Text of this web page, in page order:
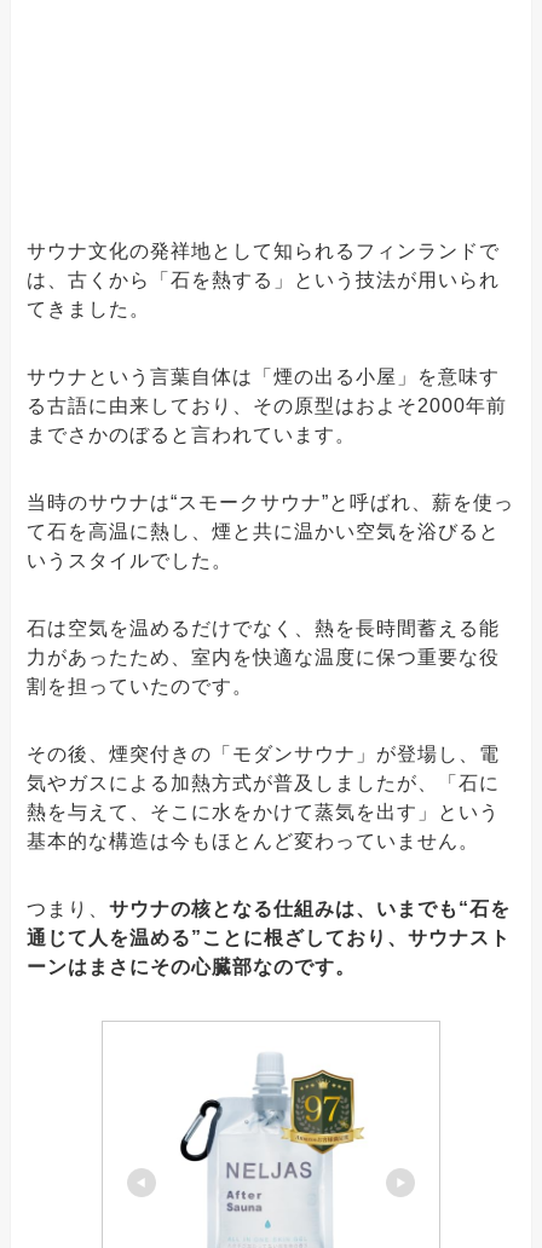
サウナ文化の発祥地として知られるフィンランドで
は、古くから「石を熱する」という技法が用いられ
てきました。
サウナという言葉自体は「煙の出る小屋」を意味す
る古語に由来しており、その原型はおよそ2000年前
までさかのぼると言われています。
当時のサウナは“スモークサウナ”と呼ばれ、薪を使っ
て石を高温に熱し、煙と共に温かい空気を浴びると
いうスタイルでした。
石は空気を温めるだけでなく、熱を長時間蓄える能
力があったため、室内を快適な温度に保つ重要な役
割を担っていたのです。
その後、煙突付きの「モダンサウナ」が登場し、電
気やガスによる加熱方式が普及しましたが、「石に
熱を与えて、そこに水をかけて蒸気を出す」という
基本的な構造は今もほとんど変わっていません。
つまり、サウナの核となる仕組みは、いまでも“石を
通じて人を温める”ことに根ざしており、サウナスト
ーンはまさにその心臓部なのです。